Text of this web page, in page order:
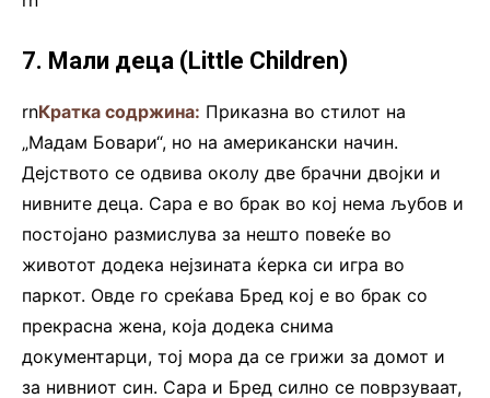
7. Мали деца (Little Children)
rnКратка содржина: Приказна во стилот на
„Мадам Бовари“, но на американски начин.
Дејството се одвива околу две брачни двојки и
нивните деца. Сара е во брак во кој нема љубов и
постојано размислува за нешто повеќе во
животот додека нејзината ќерка си игра во
паркот. Овде го среќава Бред кој е во брак со
прекрасна жена, која додека снима
документарци, тој мора да се грижи за домот и
за нивниот син. Сара и Бред силно се поврзуваат,